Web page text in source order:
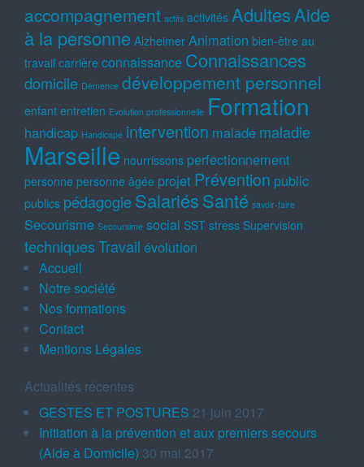
accompagnement actifs activités AdultesAide
à la personne Alzheimer Animation bien-être au
travail carrière connaissance Connaissances
domicile Démence développement personnel
enfant entretien Evolution professionnelle Formation
handicap Handicapé intervention malade maladie
Marseille nourrissons perfectionnement
personne personne âgée projet Prévention public
publics pédagogieSalariésSanté savoir-faire
Secourisme Secoursime social SST stress Supervision
techniquesTravail évolution
Accueil
Notre société
Nos formations
Contact
Mentions Légales
Actualités récentes
GESTES ET POSTURES 21 juin 2017
Initiation à la prévention et aux premiers secours
(Aide à Domicile) 30 mai 2017